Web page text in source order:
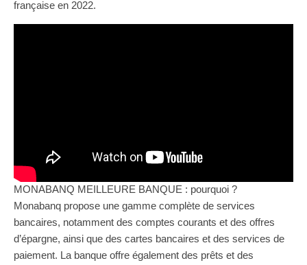
française en 2022.
MONABANQ MEILLEURE BANQUE : pourquoi ?
Monabanq propose une gamme complète de services
bancaires, notamment des comptes courants et des offres
d’épargne, ainsi que des cartes bancaires et des services de
paiement. La banque offre également des prêts et des